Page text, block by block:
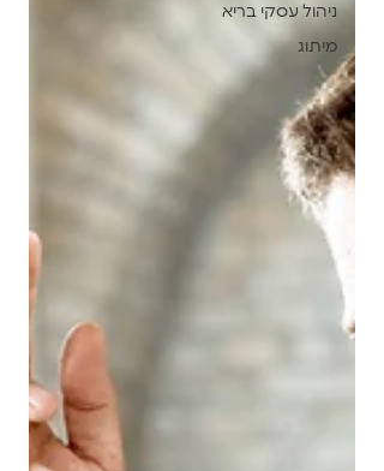
ניהול עסקי בריא
מיתוג